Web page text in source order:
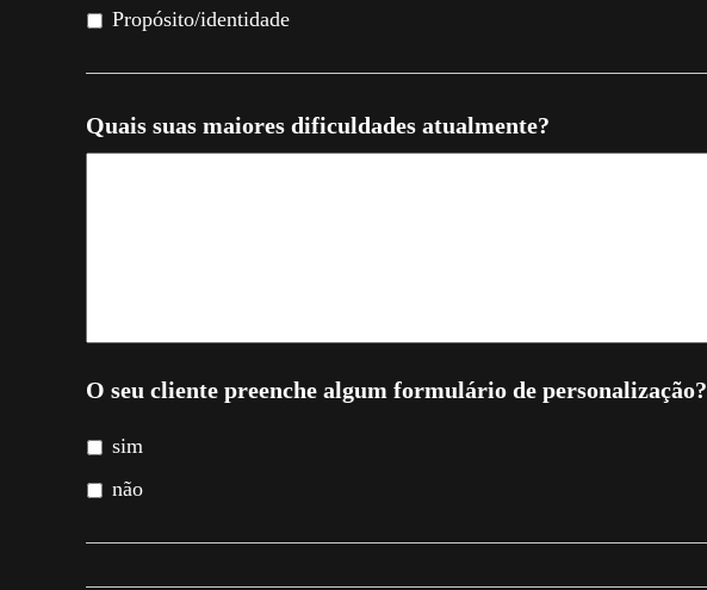
Propósito/identidade
Quais suas maiores dificuldades atualmente?
O seu cliente preenche algum formulário de personalização?
sim
não